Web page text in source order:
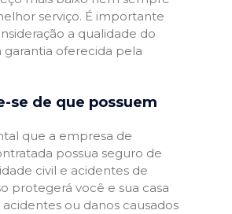
serviço. É importante
a qualidade do
garantia oferecida pela
se de que possuem
que a empresa de
possua seguro de
civil e acidentes de
protegerá você e sua casa
ou danos causados